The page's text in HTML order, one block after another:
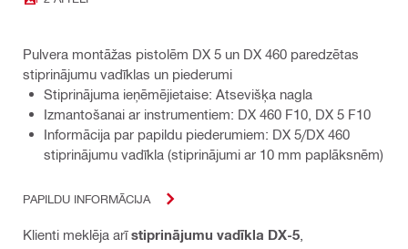
Pulvera montāžas pistolēm DX 5 un DX 460 paredzētas
stiprinājumu vadīklas un piederumi
Stiprinājuma ieņēmējietaise: Atsevišķa nagla
Izmantošanai ar instrumentiem: DX 460 F10, DX 5 F10
Informācija par papildu piederumiem: DX 5/DX 460
stiprinājumu vadīkla (stiprinājumi ar 10 mm paplāksnēm)
PAPILDU INFORMĀCIJA
Klienti meklēja arīstiprinājumu vadīkla DX-5